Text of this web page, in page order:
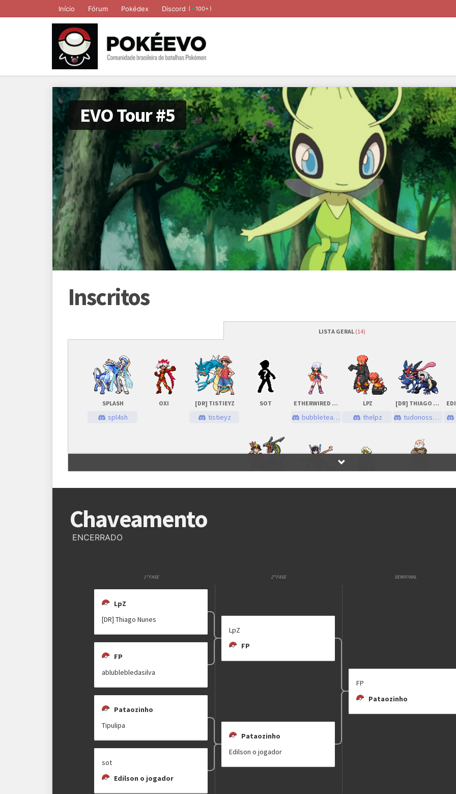
Início Fórum Pokédex Discord ( 100+ )
EVO Tour #5
Abertura das inscrições 02/01/2021 17h00 (GMT -3)
Sorteio das chaves 02/01/2021 18h00 (GMT -3)
Quantidade de vagas
Status das inscrições
Formato
Metagame
Inscritos
LISTA GERAL (14)
SPLASH
spl4sh
OXI [DR] TISTIEYZ
tistieyz
SOT ETHERWIRED BUTTERFLY
bubbleteacigarettes
LPZ
thelpz
[DR] THIAGO NUNES
tudonossotop
Chaveamento
ENCERRADO
1ª FASE
LpZ
[DR] Thiago Nunes
FP
ablublebledasilva
Pataozinho
Tipulipa
sot
Edilson o jogador
2ª FASE
LpZ
FP
Pataozinho
Edilson o jogador
SEMIFINAL
FP
Pataozinho